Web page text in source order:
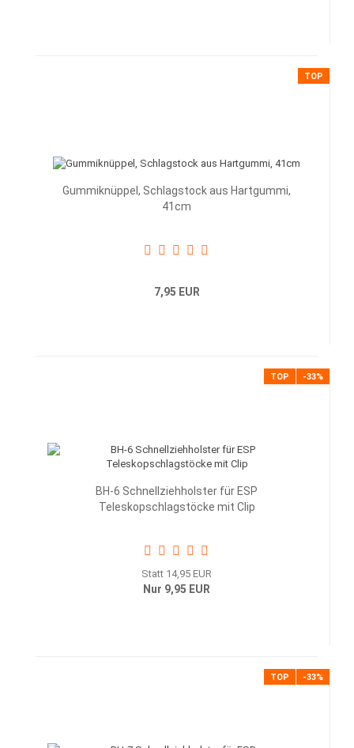
TOP
Gummiknüppel, Schlagstock aus Hartgummi,
41cm
7,95 EUR
TOP -33%
BH-6 Schnellziehholster für ESP
Teleskopschlagstöcke mit Clip
Statt 14,95 EUR
Nur 9,95 EUR
TOP -33%